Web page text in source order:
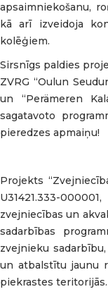
apsaimniekošanu,
kā arī izveidoja
kolēģiem.
Sirsnīgs paldies
ZVRG “Oulun
un “Perämeren
sagatavoto
pieredzes apmaiņu!
Projekts
U31421.333-
zvejniecības un
sadarbības
zvejnieku
un atbalstītu jaunu
piekrastes teritorijās.